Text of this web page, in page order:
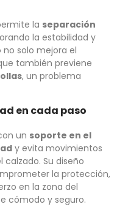
la separación
la estabilidad y
solo mejora el
también previene
, un problema
en cada paso
un soporte en el
y evita movimientos
Su diseño
la protección,
en la zona del
cómodo y seguro.